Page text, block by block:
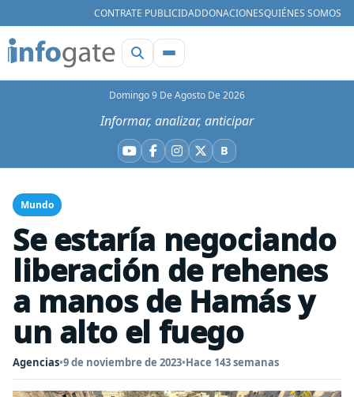
CONTRATE PUBLICIDADDONACIONESQUIÉNES SOMOS
Domingo 9 De Agosto De 2026
Informar, analizar, anticipar
YouTube
Facebook
Instagram
X BBluesky
Mundo
Se estaría negociando
liberación de rehenes
a manos de Hamás y
un alto el fuego
Agencias•9 de noviembre de 2023•Hace 143 semanas